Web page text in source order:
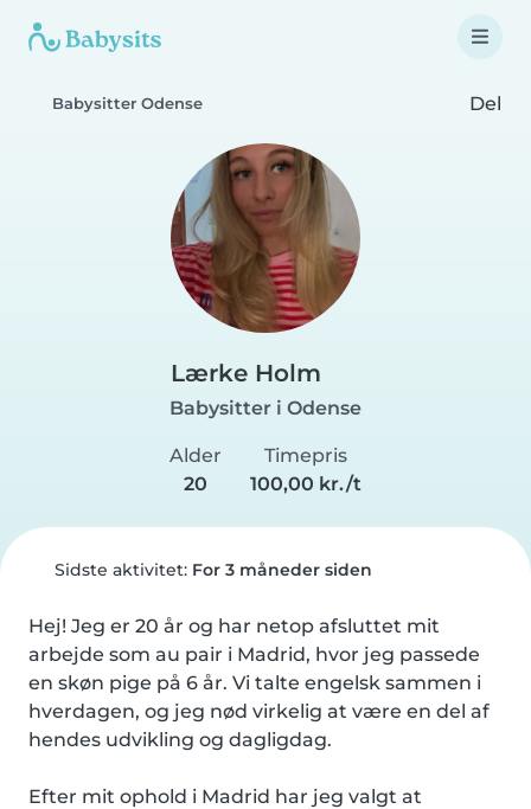
Babysitter Odense Del
Lærke Holm
Babysitter i Odense
Alder
20
Timepris
100,00 kr./t
Sidste aktivitet: For 3 måneder siden
Hej! Jeg er 20 år og har netop afsluttet mit
arbejde som au pair i Madrid, hvor jeg passede
en skøn pige på 6 år. Vi talte engelsk sammen i
hverdagen, og jeg nød virkelig at være en del af
hendes udvikling og dagligdag.
Efter mit ophold i Madrid har jeg valgt at